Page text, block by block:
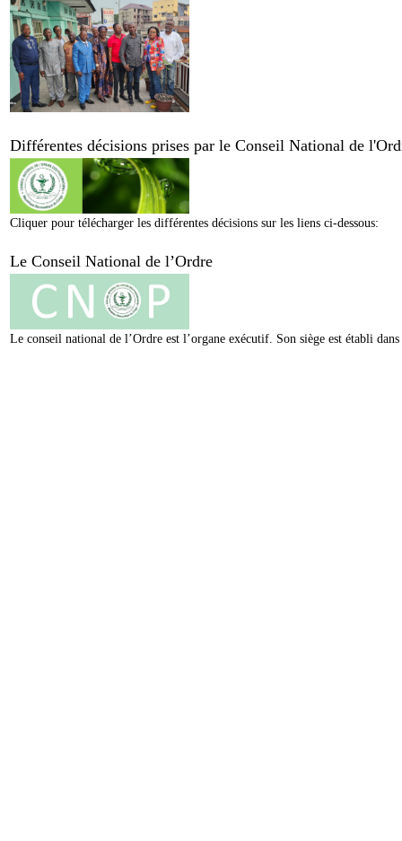
Différentes décisions prises par le Conseil National de
Cliquer pour télécharger les différentes décisions sur les liens ci-dessous:
Le Conseil National de l’Ordre
Le conseil national de l’Ordre est l’organe exécutif. Son siège est établi